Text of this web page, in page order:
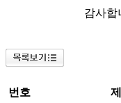
감사합
번호